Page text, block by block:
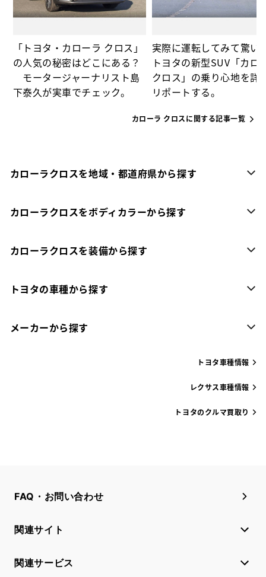
「トヨタ・カローラ クロス」
の人気の秘密はどこにある？
モータージャーナリスト島
下泰久が実車でチェック。
実際に運転してみて驚い
トヨタの新型SUV「カロ
クロス」の乗り心地を詳
リポートする。
カローラ クロスに関する記事一覧
カローラクロスを地域・都道府県から探す
カローラクロスをボディカラーから探す
カローラクロスを装備から探す
トヨタの車種から探す
メーカーから探す
トヨタ車種情報
レクサス車種情報
トヨタのクルマ買取り
FAQ・お問い合わせ
関連サイト
関連サービス